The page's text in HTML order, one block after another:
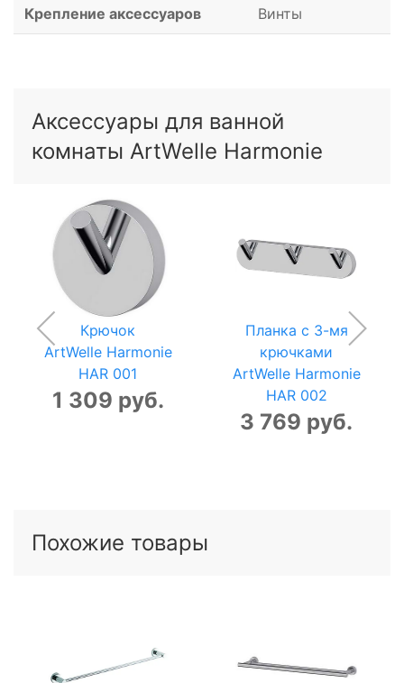
Крепление аксессуаров Винты
Аксессуары для ванной
комнаты ArtWelle Harmonie
Крючок
ArtWelle Harmonie
HAR 001
1 309 руб.
Планка с 3-мя
крючками
ArtWelle Harmonie
HAR 002
3 769 руб.
Похожие товары